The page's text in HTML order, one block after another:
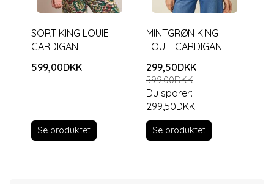
SORT KING LOUIE
CARDIGAN
599,00DKK
Se produktet
MINTGRØN KING
LOUIE CARDIGAN
299,50DKK
599,00DKK
Du sparer:
299,50DKK
Se produktet